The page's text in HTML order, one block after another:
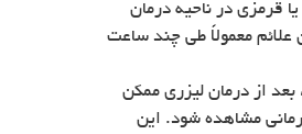
قرمزی در ناحیه درمان
معمولاً طی چند ساعت
بعد از درمان لیزری ممکن
مشاهده شود. این